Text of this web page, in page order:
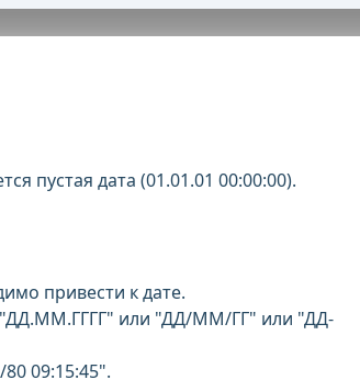
пустая дата (01.01.01 00:00:00).
привести к дате.
или "ДД/ММ/ГГ" или "ДД-
09:15:45".